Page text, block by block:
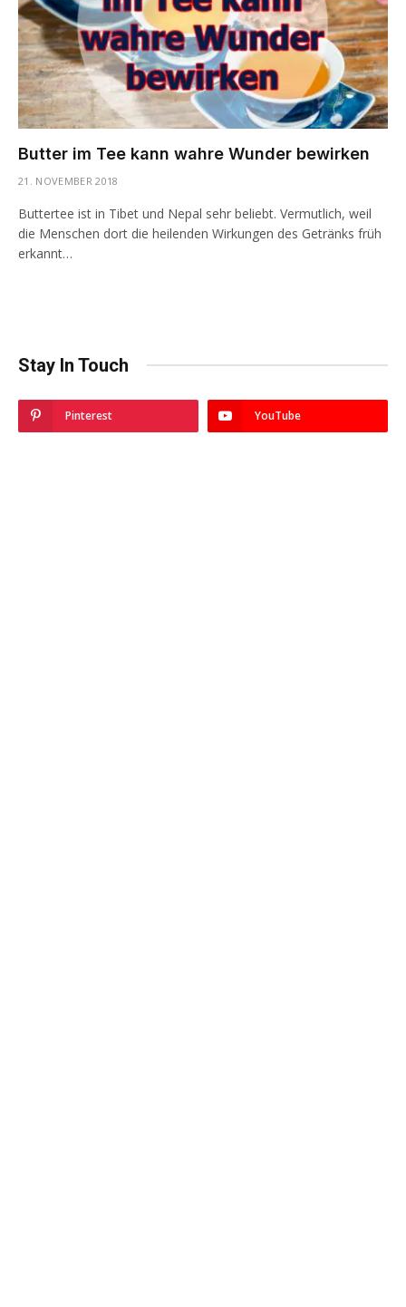
Butter im Tee kann wahre Wunder bewirken
21. NOVEMBER 2018
Buttertee ist in Tibet und Nepal sehr beliebt. Vermutlich, weil
die Menschen dort die heilenden Wirkungen des Getränks früh
erkannt…
Stay In Touch
Pinterest YouTube